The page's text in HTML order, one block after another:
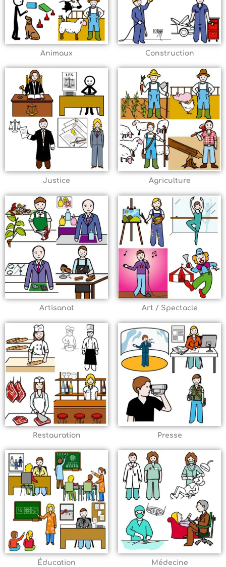
Animaux Construction
Justice Agriculture
Artisanat Art / Spectacle
Restauration Presse
Éducation Médecine